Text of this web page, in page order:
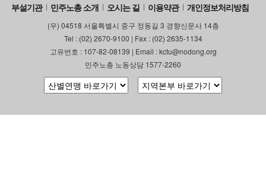
부설기관 민주노총 소개 오시는 길 이용약관 개인정보처리방침
(우) 04518 서울특별시 중구 정동길 3 경향신문사 14층
Tel : (02) 2670-9100 | Fax : (02) 2635-1134
고유번호 : 107-82-08139 | Email : kctu@nodong.org
민주노총 노동상담 1577-2260